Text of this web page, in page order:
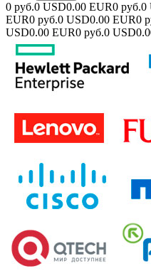
0 руб.0 USD0.00 EUR0 руб.0
EUR0 руб.0 USD0.00 EUR0
USD0.00 EUR0 руб.0 USD